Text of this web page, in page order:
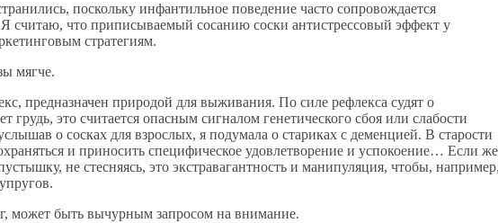
поскольку инфантильное поведение часто сопровождается
Я считаю, что приписываемый сосанию соски антистрессовый эффект у
стратегиям.
мягче.
предназначен природой для выживания. По силе рефлекса судят о
грудь, это считается опасным сигналом генетического сбоя или слабости
о сосках для взрослых, я подумала о стариках с деменцией. В старости
и приносить специфическое удовлетворение и успокоение… Если же
не стесняясь, это экстравагантность и манипуляция, чтобы,
может быть вычурным запросом на внимание.